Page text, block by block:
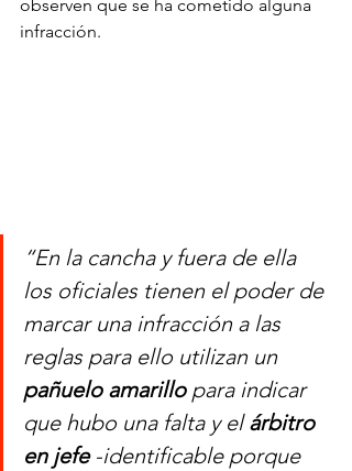
observen que se ha cometido alguna
infracción.
“En la cancha y fuera de ella
los oficiales tienen el poder de
marcar una infracción a las
reglas para ello utilizan un
pañuelo amarillo para indicar
que hubo una falta y el árbitro
en jefe -identificable porque